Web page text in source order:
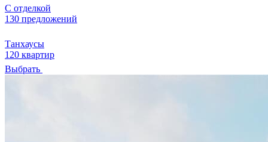
С отделкой
130 предложений
Танхаусы
120 квартир
Выбрать